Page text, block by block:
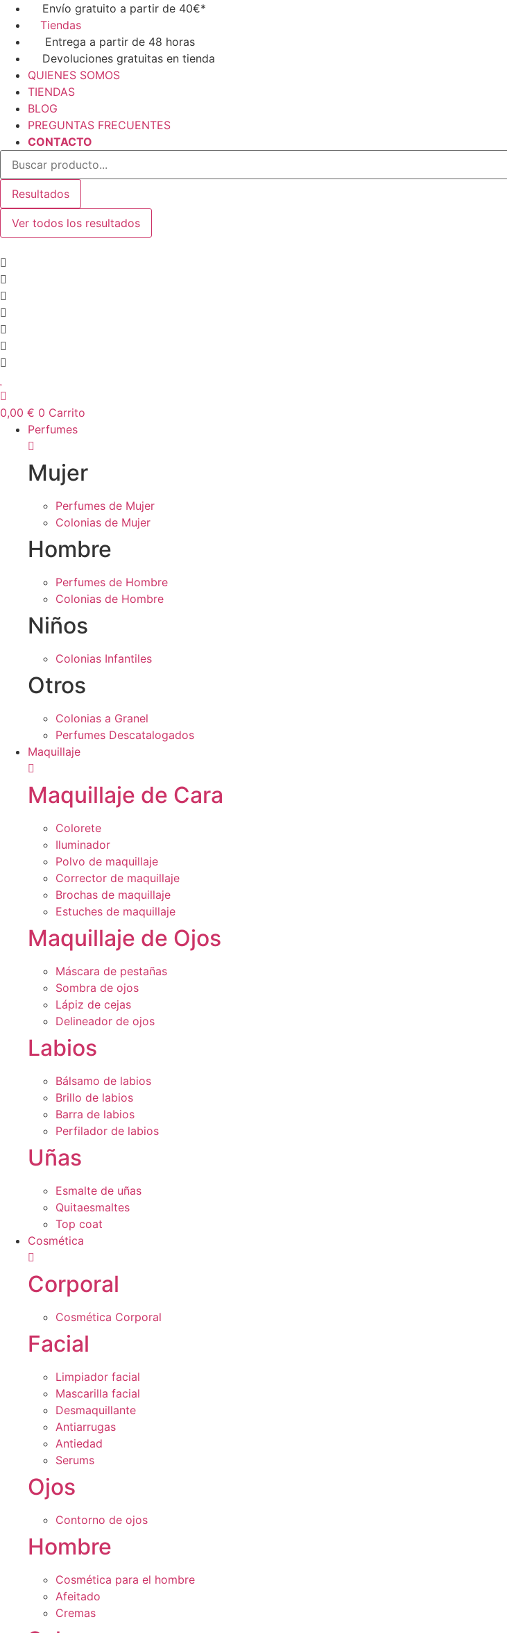
contenido
Envío gratuito a partir de 40€*
Tiendas
Entrega a partir de 48 horas
Devoluciones gratuitas en tienda
QUIENES SOMOS
TIENDAS
BLOG
PREGUNTAS FRECUENTES
CONTACTO
Search
Resultados
Ver todos los resultados
0,00 € 0 Carrito
Perfumes
Mujer
Perfumes de Mujer
Colonias de Mujer
Hombre
Perfumes de Hombre
Colonias de Hombre
Niños
Colonias Infantiles
Otros
Colonias a Granel
Perfumes Descatalogados
Maquillaje
Maquillaje de Cara
Colorete
Iluminador
Polvo de maquillaje
Corrector de maquillaje
Brochas de maquillaje
Estuches de maquillaje
Maquillaje de Ojos
Máscara de pestañas
Sombra de ojos
Lápiz de cejas
Delineador de ojos
Labios
Bálsamo de labios
Brillo de labios
Barra de labios
Perfilador de labios
Uñas
Esmalte de uñas
Quitaesmaltes
Top coat
Cosmética
Corporal
Cosmética Corporal
Facial
Limpiador facial
Mascarilla facial
Desmaquillante
Antiarrugas
Antiedad
Serums
Ojos
Contorno de ojos
Hombre
Cosmética para el hombre
Afeitado
Cremas